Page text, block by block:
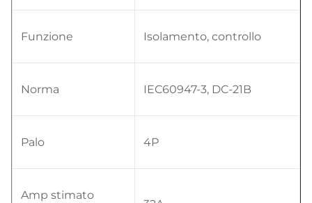
Funzione Isolamento, controllo
Norma IEC60947-3, DC-21B
Palo 4P
Amp stimato